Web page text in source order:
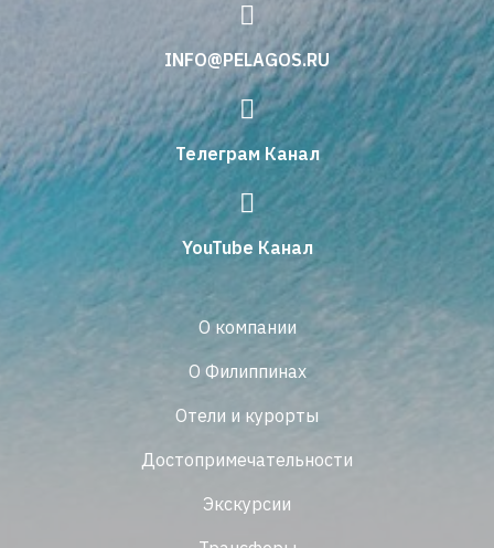
INFO@PELAGOS.RU
Телеграм Канал
YouTube Канал
О компании
О Филиппинах
Отели и курорты
Достопримечательности
Экскурсии